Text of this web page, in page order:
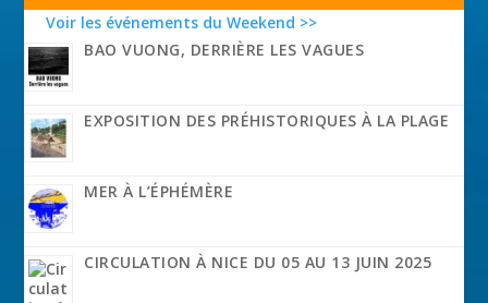
Voir les événements du Weekend >>
BAO VUONG, DERRIÈRE LES VAGUES
EXPOSITION DES PRÉHISTORIQUES À LA PLAGE
MER À L’ÉPHÉMÈRE
CIRCULATION À NICE DU 05 AU 13 JUIN 2025